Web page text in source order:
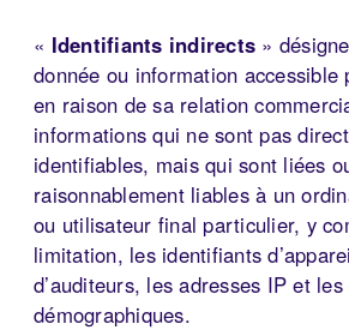
« Identifiants indirects »
donnée ou information accessible
en raison de sa relation
informations qui ne sont pas
identifiables, mais qui sont liées
raisonnablement liables à un
ou utilisateur final particulier, y
limitation, les identifiants
d’auditeurs, les adresses IP et les
démographiques.